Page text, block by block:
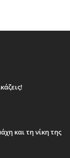
και τη νίκη της